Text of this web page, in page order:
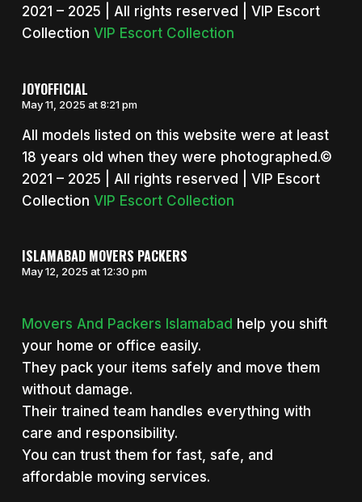
2021 – 2025 | All rights reserved | VIP Escort
Collection VIP Escort Collection
JOYOFFICIAL
May 11, 2025 at 8:21 pm
All models listed on this website were at least
18 years old when they were photographed.©
2021 – 2025 | All rights reserved | VIP Escort
Collection VIP Escort Collection
ISLAMABAD MOVERS PACKERS
May 12, 2025 at 12:30 pm
Movers And Packers Islamabad help you shift
your home or office easily.
They pack your items safely and move them
without damage.
Their trained team handles everything with
care and responsibility.
You can trust them for fast, safe, and
affordable moving services.